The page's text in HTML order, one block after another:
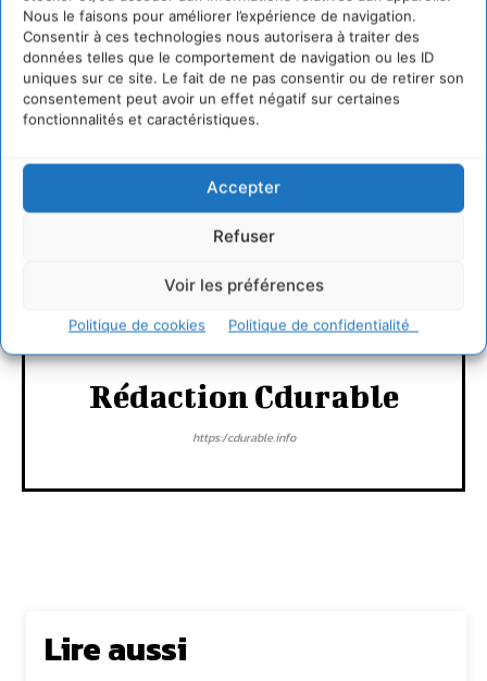
Nous le faisons pour améliorer l’expérience de navigation.
Consentir à ces technologies nous autorisera à traiter des
données telles que le comportement de navigation ou les ID
uniques sur ce site. Le fait de ne pas consentir ou de retirer son
consentement peut avoir un effet négatif sur certaines
fonctionnalités et caractéristiques.
Accepter
Refuser
Voir les préférences
Politique de cookies Politique de confidentialité
Sophie Fleckenstein, chargée de mission du réseau
Santé , 01 44 08 77 84
Connecter pour laisser un commentaire
LAISSER UN COMMENTAIRE
CONNECTER POUR LAISSER UN COMMENTAIRE
Rédaction Cdurable
https:/cdurable.info
Lire aussi